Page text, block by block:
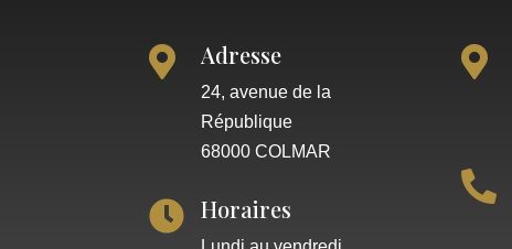
 Adresse
24, avenue de la
République
68000 COLMAR
 Horaires

